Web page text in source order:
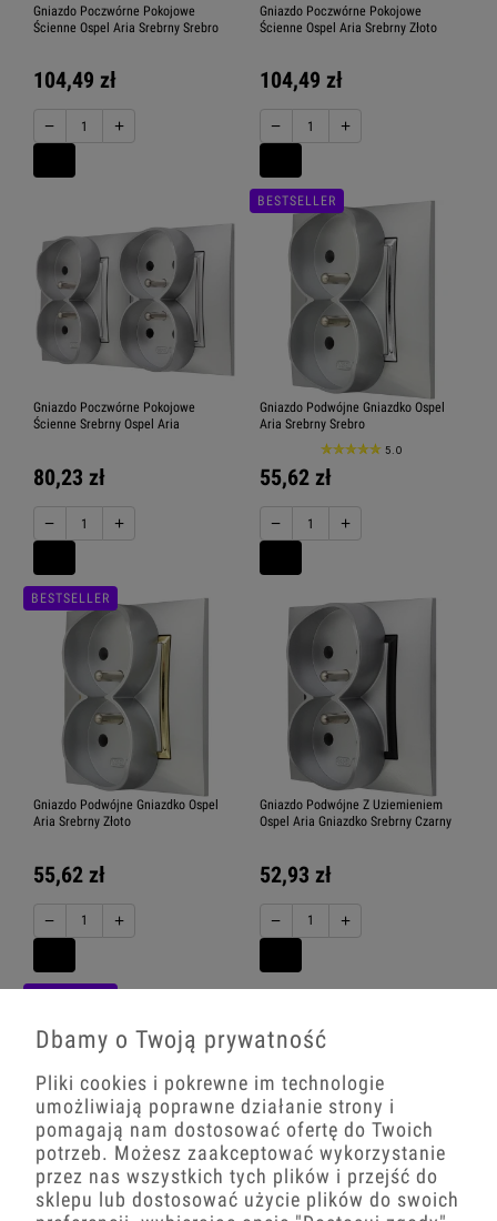
Gniazdo Poczwórne Pokojowe
Ścienne Ospel Aria Srebrny Srebro
104,49 zł
− +
Gniazdo Poczwórne Pokojowe
Ścienne Ospel Aria Srebrny Złoto
104,49 zł
− +
Gniazdo Poczwórne Pokojowe
Ścienne Srebrny Ospel Aria
80,23 zł
− +
Gniazdo Podwójne Gniazdko Ospel
Aria Srebrny Srebro
5.0
55,62 zł
− +
BESTSELLER
Gniazdo Podwójne Gniazdko Ospel
Aria Srebrny Złoto
55,62 zł
− +
BESTSELLER
Gniazdo Podwójne Z Uziemieniem
Ospel Aria Gniazdko Srebrny Czarny
52,93 zł
− +
Gniazdo Podwójne Z Uziemieniem
Gniazdo Podwójne Z Włącznikiem
Dbamy o Twoją prywatność
Pliki cookies i pokrewne im technologie
umożliwiają poprawne działanie strony i
pomagają nam dostosować ofertę do Twoich
potrzeb. Możesz zaakceptować wykorzystanie
przez nas wszystkich tych plików i przejść do
sklepu lub dostosować użycie plików do swoich